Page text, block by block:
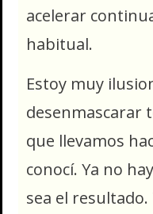
acelerar
habitual.
Estoy muy
desenmascarar
que llevamos
conocí. Ya no
sea el